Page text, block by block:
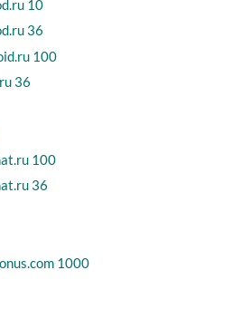
10
36
100
36
100
36
1000